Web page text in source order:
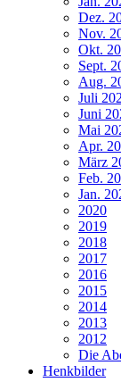
Dez.
Nov.
Okt.
Sept.
Aug.
Juli
Juni
Mai
Apr.
März
Feb.
Jan.
2020
2019
2018
2017
2016
2015
2014
2013
2012
Die
Henkbilder